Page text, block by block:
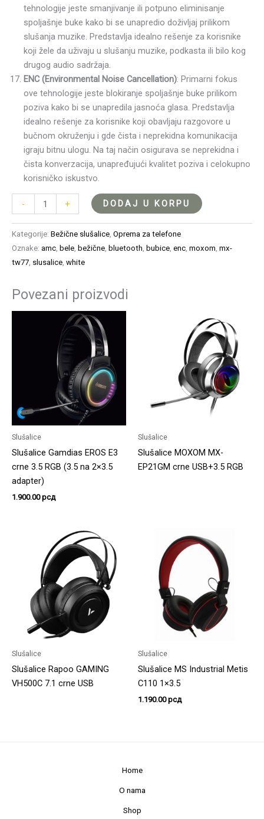
tehnologije jeste smanjivanje ili potpuno eliminisanje
spoljašnje buke kako bi se unapredio doživljaj prilikom
slušanja muzike. Predstavlja idealno rešenje za korisnike
koji žele da uživaju u slušanju muzike, podkasta ili bilo kog
drugog audio sadržaja.
ENC (Environmental Noise Cancellation): Primarni fokus
ove tehnologije jeste blokiranje spoljašnje buke prilikom
poziva kako bi se unapredila jasnoća glasa. Predstavlja
idealno rešenje za korisnike koji obavljaju razgovore u
bučnom okruženju i gde čista i neprekidna komunikacija
igraju bitnu ulogu. Na taj način osigurava se neprekidna i
čista konverzacija, unapređujući kvalitet poziva i celokupno
korisničko iskustvo.
- + DODAJ U KORPU
Kategorije: Bežične slušalice, Oprema za telefone
Oznake: amc, bele, bežične, bluetooth, bubice, enc, moxom, mx-
tw77, slusalice, white
Povezani proizvodi
Slušalice
Slušalice Gamdias EROS E3
crne 3.5 RGB (3.5 na 2×3.5
adapter)
1.900.00рсд
Slušalice
Slušalice MOXOM MX-
EP21GM crne USB+3.5 RGB
Slušalice
Slušalice Rapoo GAMING
VH500C 7.1 crne USB
Slušalice
Slušalice MS Industrial Metis
C110 1×3.5
1.190.00рсд
Home
O nama
Shop